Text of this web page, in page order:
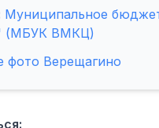
Муниципальное
(МБУК ВМКЦ)
фото Верещагино